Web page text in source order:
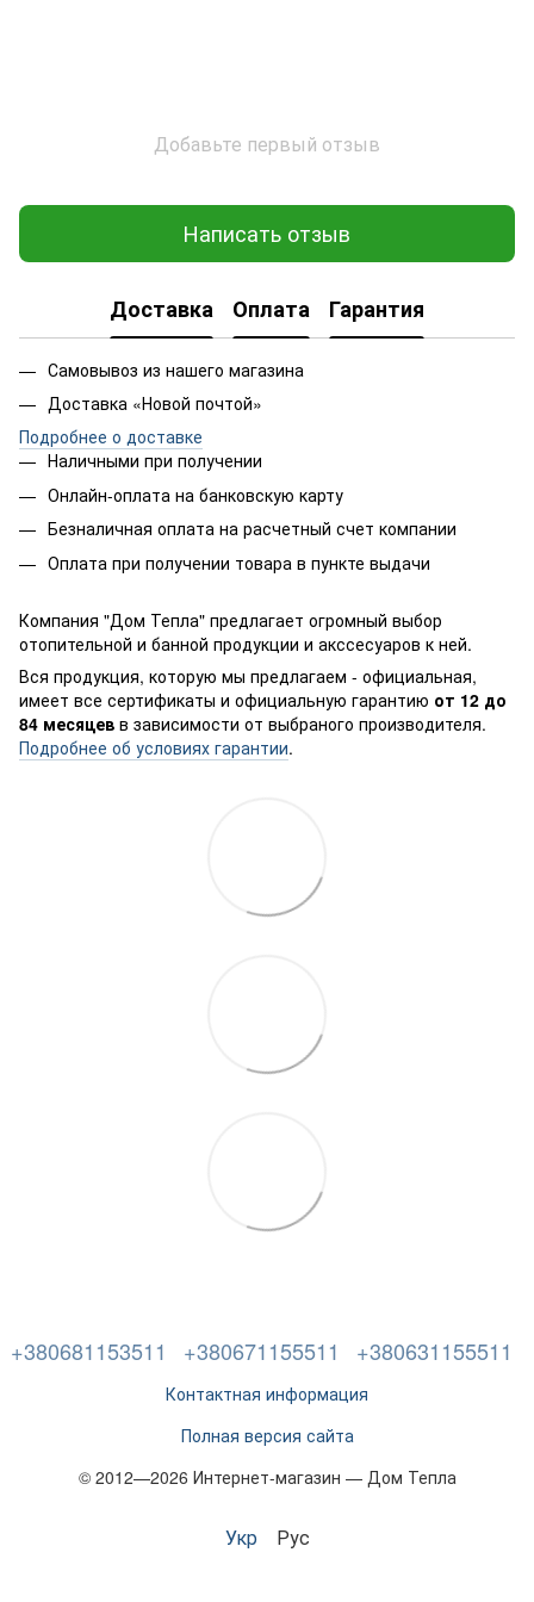
Добавьте первый отзыв
Написать отзыв
Доставка Оплата Гарантия
Самовывоз из нашего магазина
Доставка «Новой почтой»
Подробнее о доставке
Наличными при получении
Онлайн-оплата на банковскую карту
Безналичная оплата на расчетный счет компании
Оплата при получении товара в пункте выдачи
Компания "Дом Тепла" предлагает огромный выбор
отопительной и банной продукции и акссесуаров к ней.
Вся продукция, которую мы предлагаем - официальная,
имеет все сертификаты и официальную гарантию от 12 до
84 месяцев в зависимости от выбраного производителя.
Подробнее об условиях гарантии.
+380681153511 +380671155511 +380631155511
Контактная информация
Полная версия сайта
© 2012—2026 Интернет-магазин — Дом Тепла
Укр Рус